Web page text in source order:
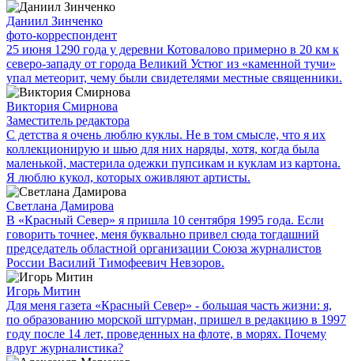
Даниил Зинченко
фото-корреспондент
25 июня 1290 года у деревни Котовалово примерно в 20 км к
северо-западу от города Великий Устюг из «каменной тучи»
упал метеорит, чему были свидетелями местные священники.
Виктория Смирнова
Заместитель редактора
С детства я очень люблю куклы. Не в том смысле, что я их
коллекционирую и шью для них наряды, хотя, когда была
маленькой, мастерила одежки пупсикам и куклам из картона.
Я люблю кукол, которых оживляют артисты.
Светлана Дамирова
В «Красный Север» я пришла 10 сентября 1995 года. Если
говорить точнее, меня буквально привел сюда тогдашний
председатель областной организации Союза журналистов
России Василий Тимофеевич Невзоров.
Игорь Митин
Для меня газета «Красный Север» - большая часть жизни: я,
по образованию морской штурман, пришел в редакцию в 1997
году после 14 лет, проведенных на флоте, в морях. Почему
вдруг журналистика?